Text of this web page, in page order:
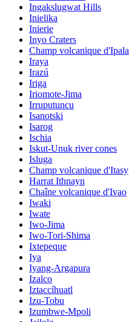
Ingakslugwat Hills
Inielika
Inierie
Inyo Craters
Champ volcanique d'Ipala
Iraya
Irazú
Iriga
Iriomote-Jima
Irruputuncu
Isanotski
Isarog
Ischia
Iskut-Unuk river cones
Isluga
Champ volcanique d'Itasy
Harrat Ithnayn
Chaîne volcanique d'Ivao
Iwaki
Iwate
Iwo-Jima
Iwo-Tori-Shima
Ixtepeque
Iya
Iyang-Argapura
Izalco
Iztaccíhuatl
Izu-Tobu
Izumbwe-Mpoli